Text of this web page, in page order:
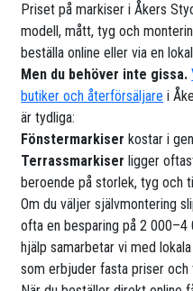
Priset på markiser i Åkers
modell, mått, tyg och
beställa online eller via en
Men du behöver inte gissa.
butiker och återförsäljare i
är tydliga:
Fönstermarkiser kostar i
Terrassmarkiser ligger
beroende på storlek, tyg och
Om du väljer självmontering
ofta en besparing på 2
hjälp samarbetar vi med
som erbjuder fasta priser och